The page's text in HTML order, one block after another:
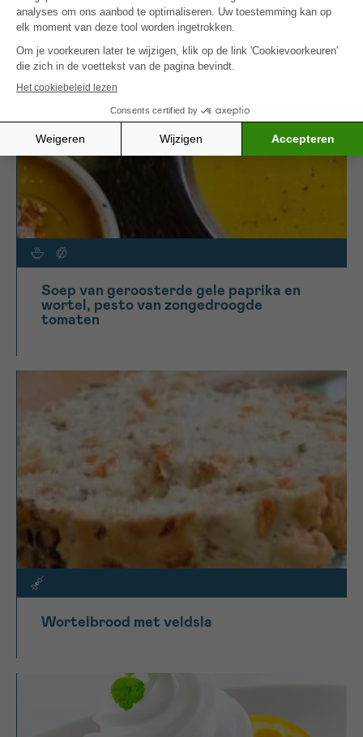
MEER INSPIRATIE
Soep van geroosterde gele paprika en
wortel, pesto van zongedroogde
tomaten
Wortelbrood met veldsla